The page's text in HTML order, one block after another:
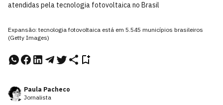
atendidas pela tecnologia fotovoltaica no Brasil
Expansão: tecnologia fotovoltaica está em 5.545 municípios brasileiros
(Getty Images)
Paula Pacheco
Jornalista